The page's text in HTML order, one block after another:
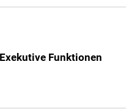
Exekutive Funktionen